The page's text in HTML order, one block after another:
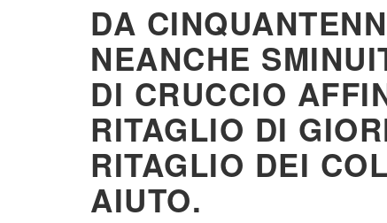
DA
NEANCHE
DI CRUCCIO
RITAGLIO DI
RITAGLIO DEI
AIUTO.